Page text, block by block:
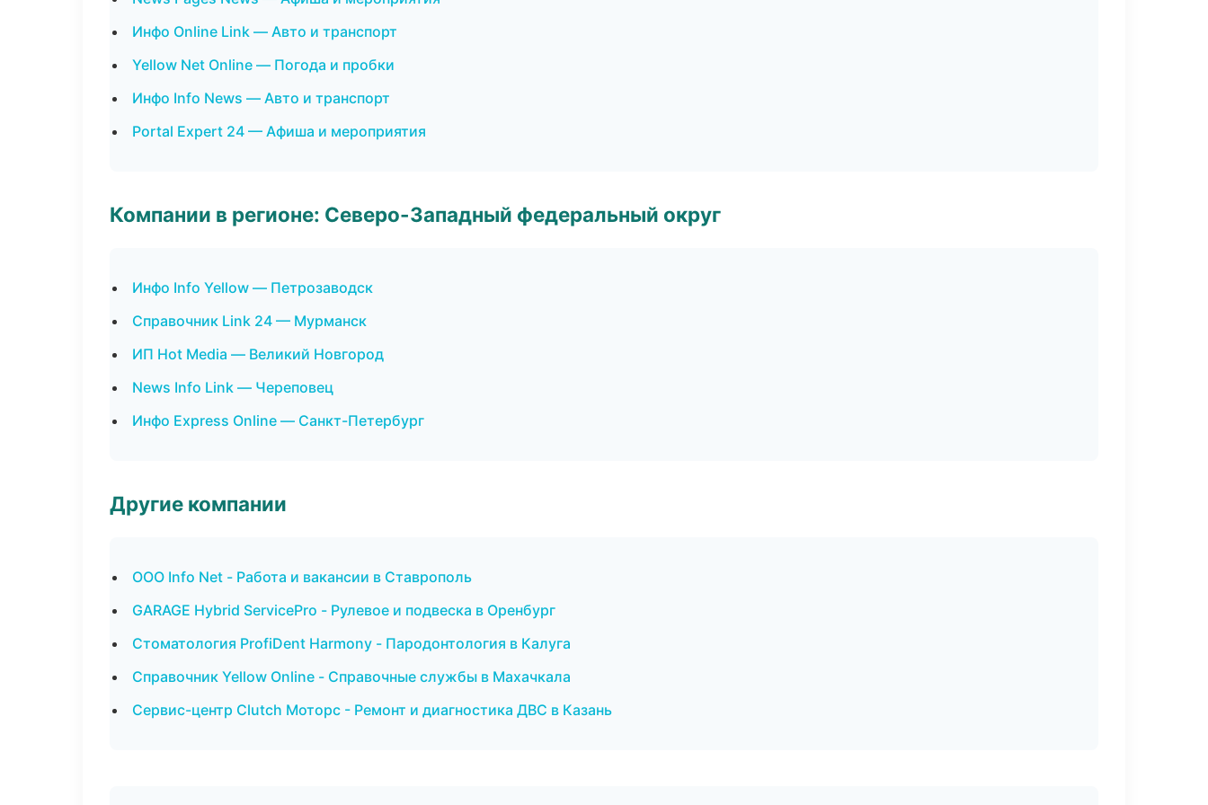
Инфо Online Link — Авто и транспорт
Yellow Net Online — Погода и пробки
Инфо Info News — Авто и транспорт
Portal Expert 24 — Афиша и мероприятия
Компании в регионе: Северо-Западный федеральный округ
Инфо Info Yellow — Петрозаводск
Справочник Link 24 — Мурманск
ИП Hot Media — Великий Новгород
News Info Link — Череповец
Инфо Express Online — Санкт-Петербург
Другие компании
ООО Info Net - Работа и вакансии в Ставрополь
GARAGE Hybrid ServicePro - Рулевое и подвеска в Оренбург
Стоматология ProfiDent Harmony - Пародонтология в Калуга
Справочник Yellow Online - Справочные службы в Махачкала
Сервис-центр Clutch Моторс - Ремонт и диагностика ДВС в Казань